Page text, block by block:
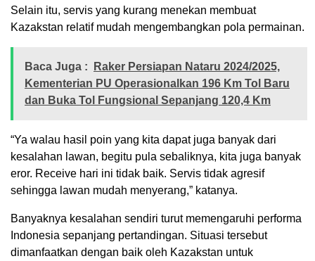
Selain itu, servis yang kurang menekan membuat
Kazakstan relatif mudah mengembangkan pola permainan.
Baca Juga :
Raker Persiapan Nataru 2024/2025,
Kementerian PU Operasionalkan 196 Km Tol Baru
dan Buka Tol Fungsional Sepanjang 120,4 Km
“Ya walau hasil poin yang kita dapat juga banyak dari
kesalahan lawan, begitu pula sebaliknya, kita juga banyak
eror. Receive hari ini tidak baik. Servis tidak agresif
sehingga lawan mudah menyerang,” katanya.
Banyaknya kesalahan sendiri turut memengaruhi performa
Indonesia sepanjang pertandingan. Situasi tersebut
dimanfaatkan dengan baik oleh Kazakstan untuk